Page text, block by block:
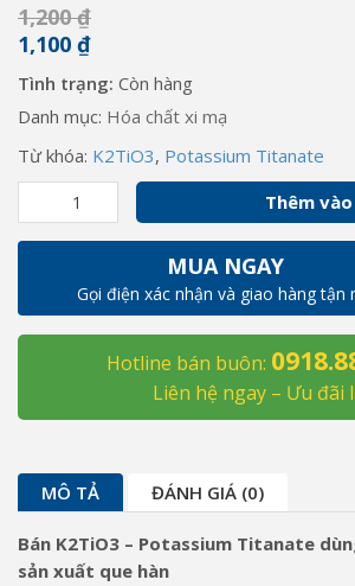
1,200₫
1,100 ₫
Tình trạng: Còn hàng
Danh mục: Hóa chất xi mạ
Từ khóa: K2TiO3, Potassium Titanate
K2TiO3
-
Titanate
dùng
mạ,
que
số
lượng
Thêm
MUA NGAY
Gọi điện xác nhận và giao hàng tận
Hotline bán buôn:
Liên hệ ngay – Ưu đãi
MÔ TẢ ĐÁNH GIÁ (0)
Bán K2TiO3 – Potassium Titanate
sản xuất que hàn